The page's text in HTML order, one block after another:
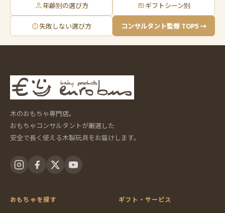
年齢別の選び方 ギフトシーン別
失敗しない選び方 コンサルタント監修 TOP5 →
木のおもちゃ専門店。
おもちゃコンサルタントが厳選した
安全で長く使える木製玩具をお届けします。
おもちゃを探す ギフト・サービス